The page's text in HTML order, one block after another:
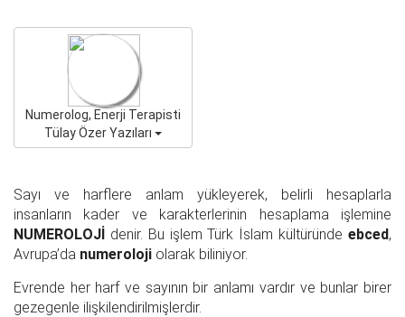
Numerolog, Enerji Terapisti
Tülay Özer Yazıları
Sayı ve harflere anlam yükleyerek, belirli hesaplarla
insanların kader ve karakterlerinin hesaplama işlemine
NUMEROLOJİ denir. Bu işlem Türk İslam kültüründe ebced,
Avrupa’da numeroloji olarak biliniyor.
Evrende her harf ve sayının bir anlamı vardır ve bunlar birer
gezegenle ilişkilendirilmişlerdir.